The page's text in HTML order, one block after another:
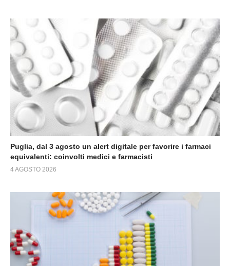
Puglia, dal 3 agosto un alert digitale per favorire i farmaci
equivalenti: coinvolti medici e farmacisti
4 AGOSTO 2026